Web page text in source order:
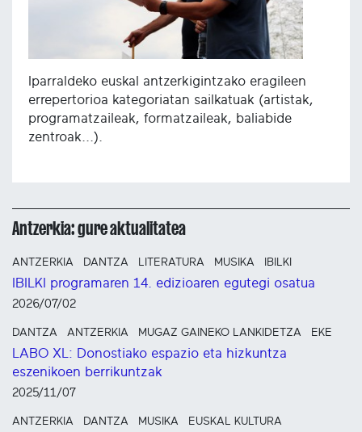
Iparraldeko euskal antzerkigintzako eragileen
errepertorioa kategoriatan sailkatuak (artistak,
programatzaileak, formatzaileak, baliabide
zentroak...).
Antzerkia: gure aktualitatea
ANTZERKIA DANTZA LITERATURA MUSIKA IBILKI
IBILKI programaren 14. edizioaren egutegi osatua
2026/07/02
DANTZA ANTZERKIA MUGAZ GAINEKO LANKIDETZA EKE
LABO XL: Donostiako espazio eta hizkuntza
eszenikoen berrikuntzak
2025/11/07
ANTZERKIA DANTZA MUSIKA EUSKAL KULTURA